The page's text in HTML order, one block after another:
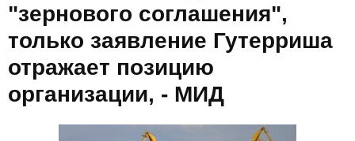
"зернового соглашения",
только заявление Гутерриша
отражает позицию
организации, - МИД